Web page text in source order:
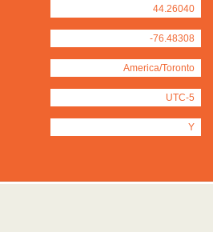
44.26040
-76.48308
America/Toronto
UTC-5
Y